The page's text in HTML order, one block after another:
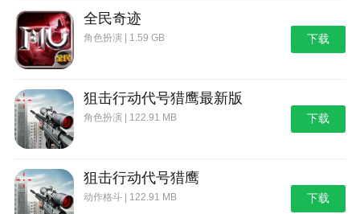
1、新闻内容页可调节字体大小
全民奇迹
角色扮演 | 1.59 GB 下载
狙击行动代号猎鹰最新版
角色扮演 | 122.91 MB 下载
狙击行动代号猎鹰
动作格斗 | 122.91 MB 下载